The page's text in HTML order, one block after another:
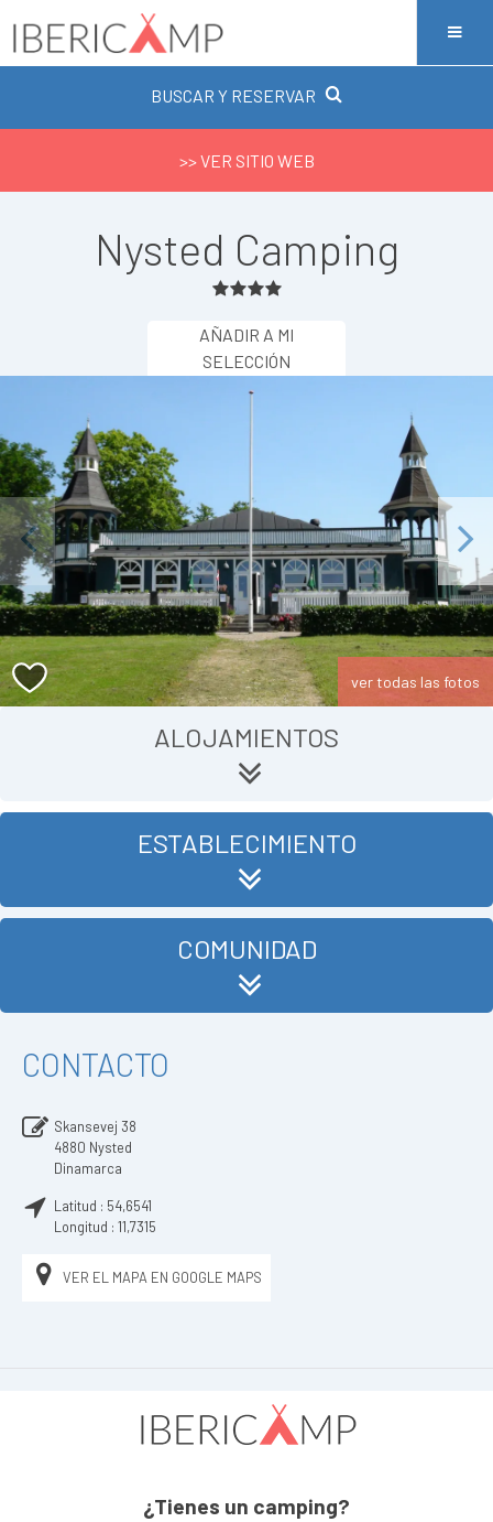
BUSCAR Y RESERVAR
>> VER SITIO WEB
Nysted Camping
AÑADIR A MI
SELECCIÓN
Next
ver todas las fotos
ALOJAMIENTOS
ESTABLECIMIENTO
COMUNIDAD
CONTACTO
Skansevej 38
4880 Nysted
Dinamarca
Latitud : 54,6541
Longitud : 11,7315
VER EL MAPA EN GOOGLE MAPS
¿Tienes un camping?